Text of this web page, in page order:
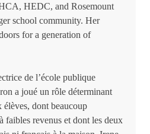
HEDC, and Rosemount
school community. Her
for a generation of
de l’école publique
a joué un rôle déterminant
dont beaucoup
faibles revenus et dont les deux